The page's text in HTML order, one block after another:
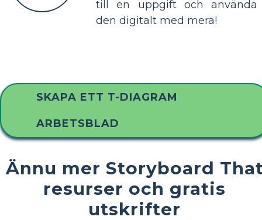
till en uppgift och använda
den digitalt med mera!
SKAPA ETT T-DIAGRAM
ARBETSBLAD
Ännu mer Storyboard
resurser och gratis
utskrifter